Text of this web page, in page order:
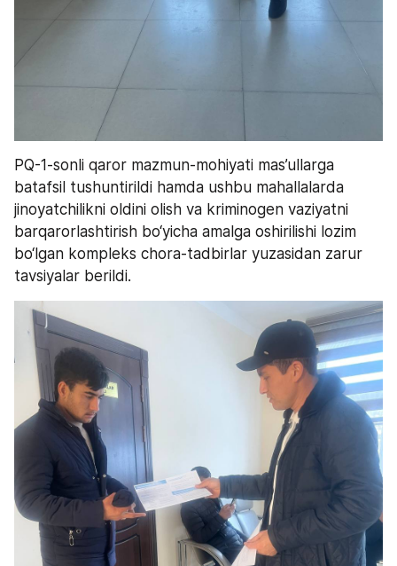
PQ-1-sonli qaror mazmun-mohiyati mas’ullarga
batafsil tushuntirildi hamda ushbu mahallalarda
jinoyatchilikni oldini olish va kriminogen vaziyatni
barqarorlashtirish bo‘yicha amalga oshirilishi lozim
bo‘lgan kompleks chora-tadbirlar yuzasidan zarur
tavsiyalar berildi.